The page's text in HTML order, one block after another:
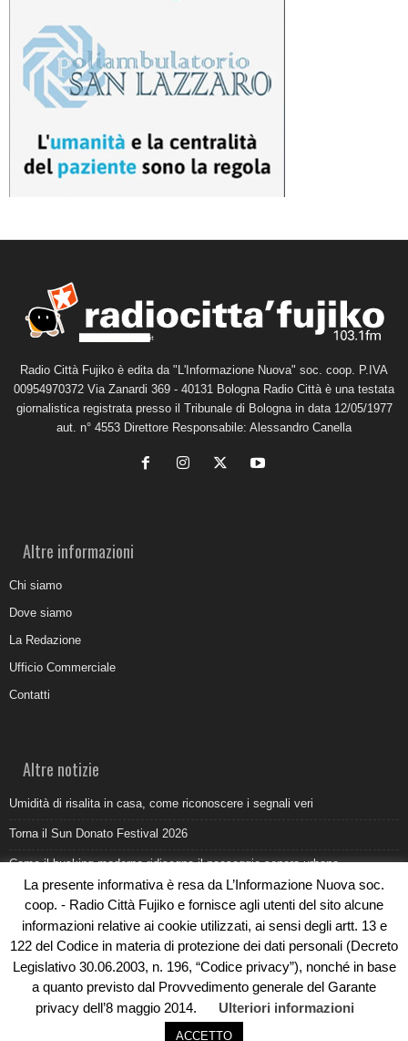
Radio Città Fujiko è edita da "L'Informazione Nuova" soc. coop. P.IVA
00954970372 Via Zanardi 369 - 40131 Bologna Radio Città è una testata
giornalistica registrata presso il Tribunale di Bologna in data 12/05/1977
aut. n° 4553 Direttore Responsabile: Alessandro Canella
Altre informazioni
Chi siamo
Dove siamo
La Redazione
Ufficio Commerciale
Contatti
Altre notizie
Umidità di risalita in casa, come riconoscere i segnali veri
Torna il Sun Donato Festival 2026
Come il busking moderno ridisegna il paesaggio sonoro urbano
Saldi estivi Michele Lopriore: l’eleganza Made in Italy incontra gli sconti
da non perdere
“Aho!” Un Atto di creazione e potenza di vita al Crisalide Forlì festival
2026
La presente informativa è resa da L’Informazione Nuova soc.
coop. - Radio Città Fujiko e fornisce agli utenti del sito alcune
informazioni relative ai cookie utilizzati, ai sensi degli artt. 13 e
122 del Codice in materia di protezione dei dati personali (Decreto
Legislativo 30.06.2003, n. 196, “Codice privacy”), nonché in base
a quanto previsto dal Provvedimento generale del Garante
privacy dell’8 maggio 2014.
Ulteriori informazioni
ACCETTO